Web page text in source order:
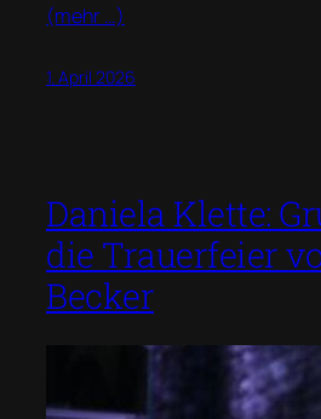
(mehr …)
1. April 2026
Daniela Klette:
die Trauerfeier
Becker